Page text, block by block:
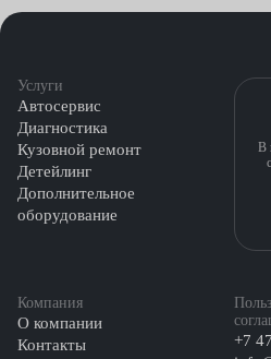
Услуги
Автосервис
Диагностика
Кузовной ремонт
Детейлинг
Дополнительное
оборудование
Компания
О компании
Контакты
+7
В